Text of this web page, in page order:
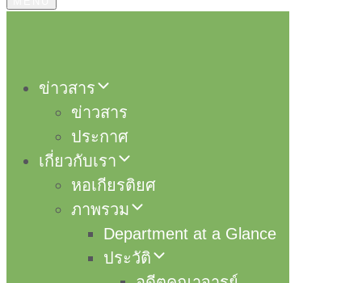
ข่าวสาร
ข่าวสาร
ประกาศ
เกี่ยวกับเรา
หอเกียรติยศ
ภาพรวม
Department at a Glance
ประวัติ